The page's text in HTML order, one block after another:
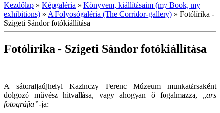
Kezdőlap » Képgaléria » Könyvem, kiállításaim (my Book, my
exhibitions) » A Folyosógaléria (The Corridor-gallery) » Fotólírika -
Szigeti Sándor fotókiállítása
Fotólírika - Szigeti Sándor fotókiállítása
A sátoraljaújhelyi Kazinczy Ferenc Múzeum munkatársaként
dolgozó művész hitvallása, vagy ahogyan ő fogalmazza, „ars
fotográfia”-ja: